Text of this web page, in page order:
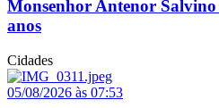
Monsenhor Antenor
anos
Cidades
05/08/2026 às 07:53